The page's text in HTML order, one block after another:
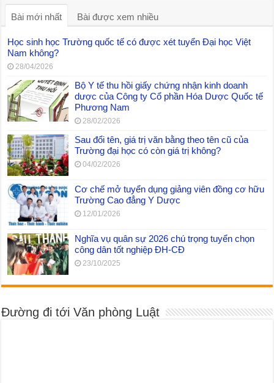
Bài mới nhất Bài được xem nhiều
Học sinh học Trường quốc tế có được xét tuyển Đại học Việt
Nam không?
28/04/2026
Bộ Y tế thu hồi giấy chứng nhận kinh doanh
dược của Công ty Cổ phần Hóa Dược Quốc tế
Phương Nam
28/02/2026
Sau đổi tên, giá trị văn bằng theo tên cũ của
Trường đại học có còn giá trị không?
04/02/2026
Cơ chế mở tuyển dụng giảng viên đồng cơ hữu
Trường Cao đẳng Y Dược
12/01/2026
Nghĩa vụ quân sự 2026 chú trọng tuyển chọn
công dân tốt nghiệp ĐH-CĐ
23/10/2025
Đường đi tới Văn phòng Luật